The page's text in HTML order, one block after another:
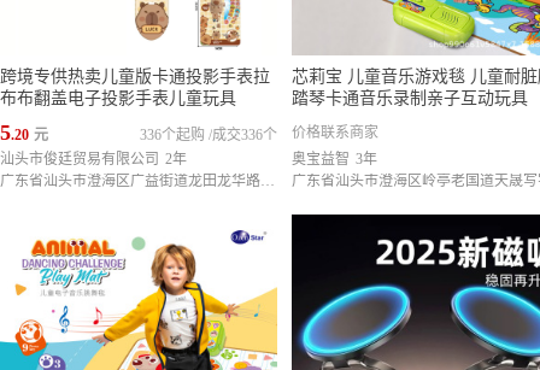
跨境专供热卖儿童版卡通投影手表拉
布布翻盖电子投影手表儿童玩具
5.20 元 成交336个
336个起购 /
汕头市俊廷贸易有限公司 2年
广东省汕头市澄海区广益街道龙田龙华路2号1楼
芯莉宝 儿童音乐游戏毯 儿童耐
踏琴卡通音乐录制亲子互动玩具
价格联系商家
奥宝益智 3年
广东省汕头市澄海区岭亭老国道天晟